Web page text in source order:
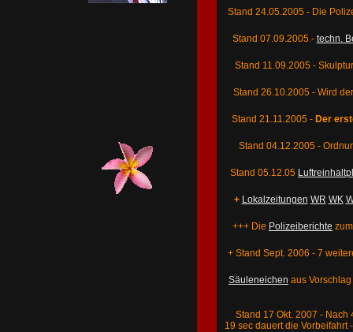
Stand 24.05.2005 - Die
Stand 07.09.2005 - techn.
Stand 11.09.2005 -
Stand 26.10.2005 - Wird
Stand 21.11.2005 - Der
Stand 04.12.2005 -
Stand 05.12.05
+ Lokalzeitungen WR WK
+++ Die Polizeiberichte
+ Stand Sept. 2006 - 7
Säuleneichen aus
Stand 17 Okt. 2007 -
19 sec dauert die